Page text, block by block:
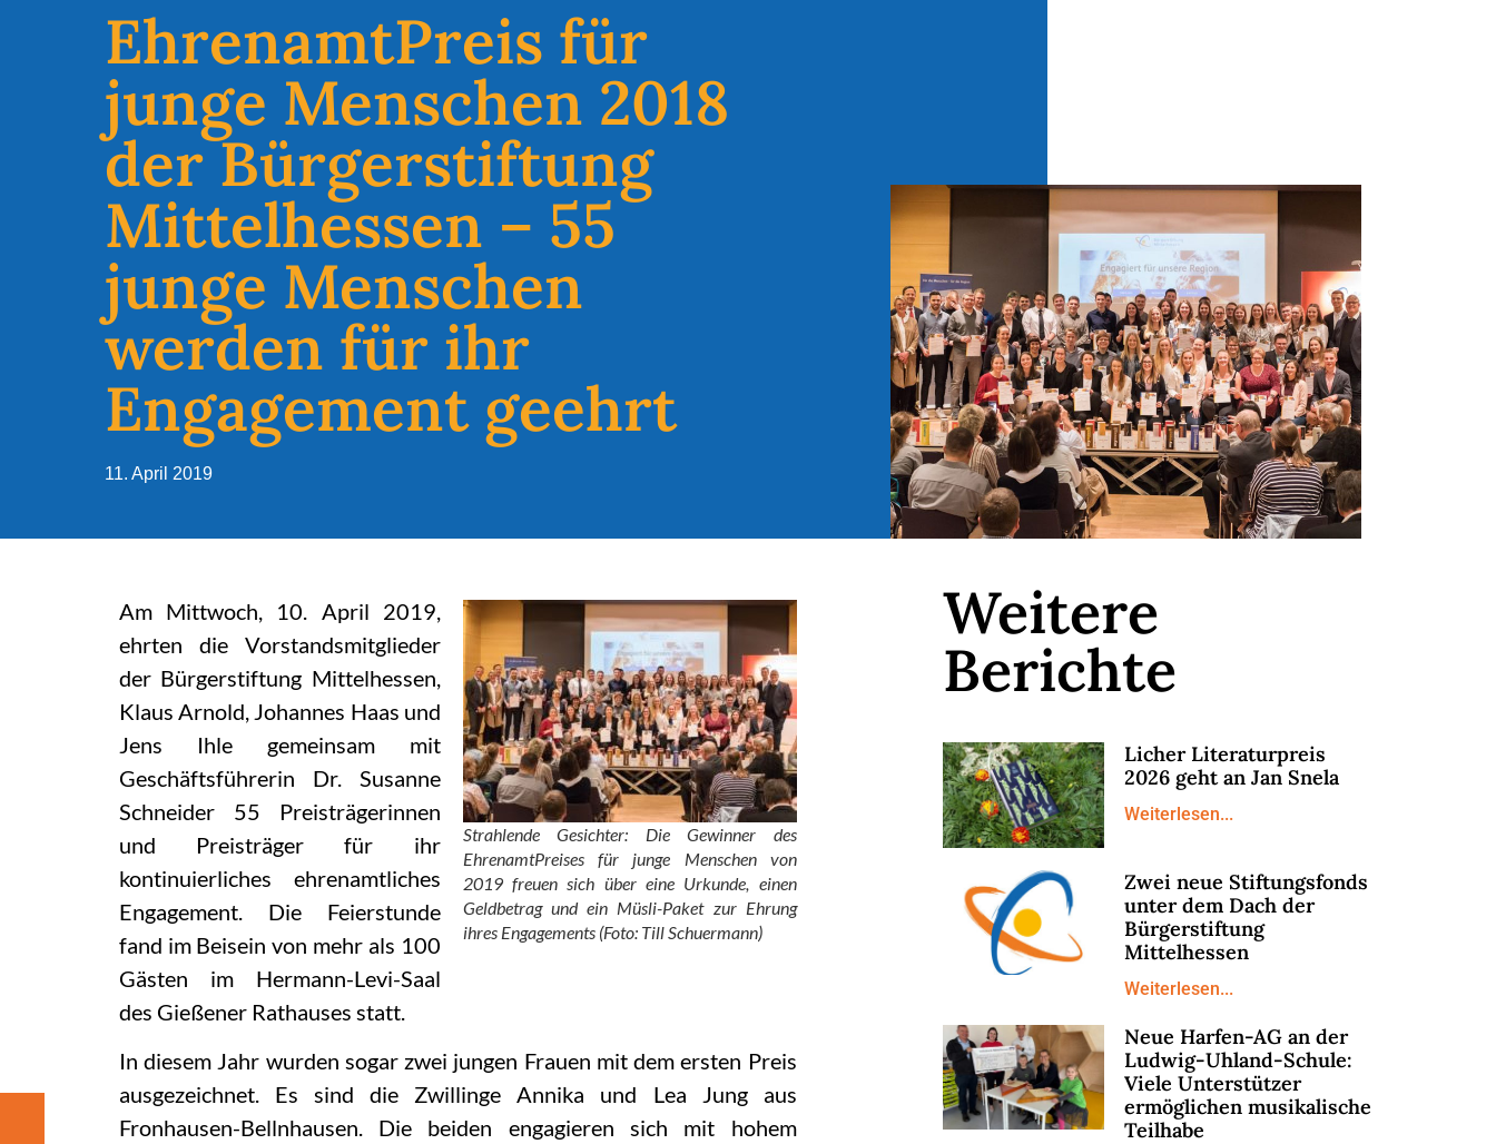
EhrenamtPreis für
junge Menschen 2018
der Bürgerstiftung
Mittelhessen – 55
junge Menschen
werden für ihr
Engagement geehrt
11. April 2019
Strahlende Gesichter: Die Gewinner des
EhrenamtPreises für junge Menschen von
2019 freuen sich über eine Urkunde, einen
Geldbetrag und ein Müsli-Paket zur Ehrung
ihres Engagements (Foto: Till Schuermann)
Am Mittwoch, 10. April 2019,
ehrten die Vorstandsmitglieder
der Bürgerstiftung Mittelhessen,
Klaus Arnold, Johannes Haas und
Jens Ihle gemeinsam mit
Geschäftsführerin Dr. Susanne
Schneider 55 Preisträgerinnen
und Preisträger für ihr
kontinuierliches ehrenamtliches
Engagement. Die Feierstunde
fand im Beisein von mehr als 100
Gästen im Hermann-Levi-Saal
des Gießener Rathauses statt.
In diesem Jahr wurden sogar zwei jungen Frauen mit dem ersten Preis
ausgezeichnet. Es sind die Zwillinge Annika und Lea Jung aus
Fronhausen-Bellnhausen. Die beiden engagieren sich mit hohem
Weitere
Berichte
Licher Literaturpreis
2026 geht an Jan Snela
Weiterlesen...
Zwei neue Stiftungsfonds
unter dem Dach der
Bürgerstiftung
Mittelhessen
Weiterlesen...
Neue Harfen-AG an der
Ludwig-Uhland-Schule:
Viele Unterstützer
ermöglichen musikalische
Teilhabe